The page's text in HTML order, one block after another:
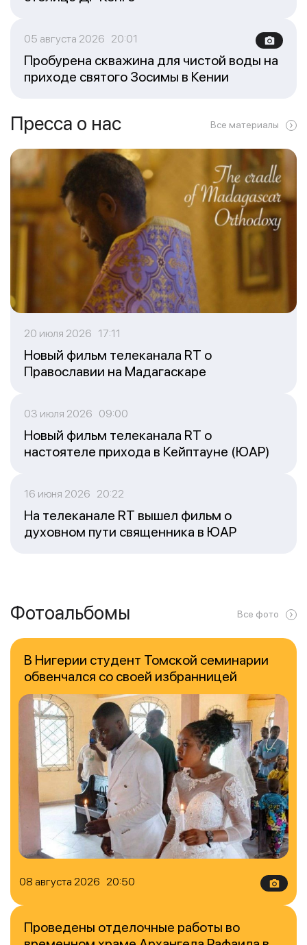
05 августа 2026 20:01
Пробурена скважина для чистой воды на
приходе святого Зосимы в Кении
Пресса о нас Все материалы
20 июля 2026 17:11
Новый фильм телеканала RT о
Православии на Мадагаскаре
03 июля 2026 09:00
Новый фильм телеканала RT о
настоятеле прихода в Кейптауне (ЮАР)
16 июня 2026 20:22
На телеканале RT вышел фильм о
духовном пути священника в ЮАР
Фотоальбомы Все фото
08 августа 2026 20:50
В Нигерии студент Томской семинарии
обвенчался со своей избранницей
Проведены отделочные работы во